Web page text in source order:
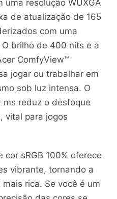
uma resolução WUXGA
de atualização de 165
com uma
brilho de 400 nits e a
ComfyView™
jogar ou trabalhar em
sob luz intensa. O
reduz o desfoque
vital para jogos
sRGB 100% oferece
vibrante, tornando a
rica. Se você é um